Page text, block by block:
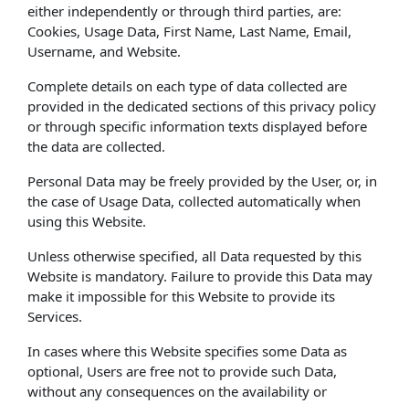
either independently or through third parties, are:
Cookies, Usage Data, First Name, Last Name, Email,
Username, and Website.
Complete details on each type of data collected are
provided in the dedicated sections of this privacy policy
or through specific information texts displayed before
the data are collected.
Personal Data may be freely provided by the User, or, in
the case of Usage Data, collected automatically when
using this Website.
Unless otherwise specified, all Data requested by this
Website is mandatory. Failure to provide this Data may
make it impossible for this Website to provide its
Services.
In cases where this Website specifies some Data as
optional, Users are free not to provide such Data,
without any consequences on the availability or